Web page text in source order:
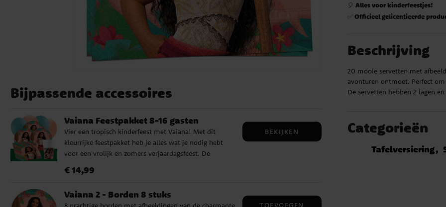
Bijpassende accessoires
Vaiana Feestpakket 8-16 gasten
Vier een tropisch kinderfeest met Vaiana! Met dit
kleurrijke feestpakket heb je alles wat je nodig hebt
voor een vrolijk en zomers verjaardagsfeest. De
levendige kleuren, terwijl de turquoise en
plastic tafelkleed zorgen voor een warme en feestelijke
Prijs: € 14,99
€ 14,99
BEKIJKEN
Vaiana 2 - Borden 8 stuks
TOEVOEGEN
🎈Alles voor kinderfeestjes!
✅Officieel gelicentieerde
Beschrijving
20 mooie servetten met
avonturen ontmoet. Perfect
De servetten hebben 2 lagen
Categorieën
Tafelversiering